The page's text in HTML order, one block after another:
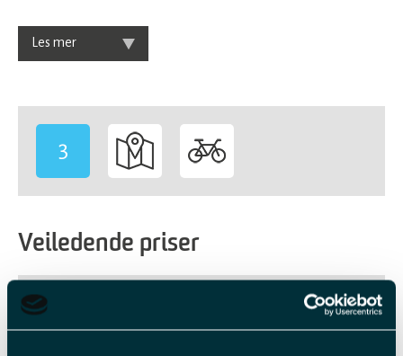
Les mer
3
Veiledende priser
Billettype